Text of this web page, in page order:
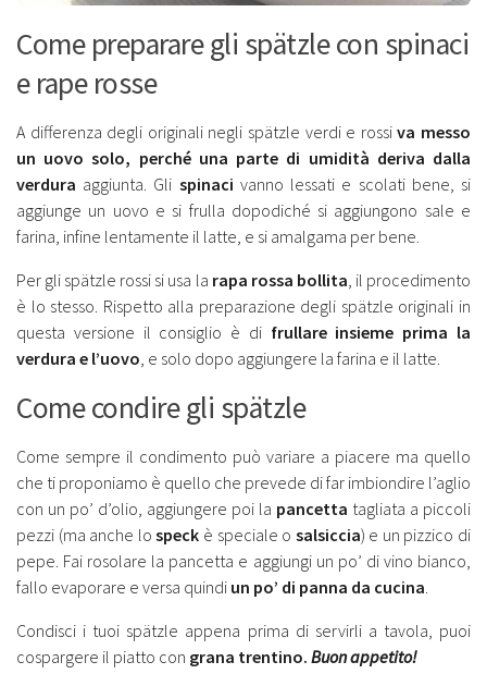
Come preparare gli spätzle con spinaci
e rape rosse
A differenza degli originali negli spätzle verdi e rossiva messo
un uovo solo, perché una parte di umidità deriva dalla
verdura aggiunta. Gli spinaci vanno lessati e scolati bene, si
aggiunge un uovo e si frulla dopodiché si aggiungono sale e
farina, infine lentamente il latte, e si amalgama per bene.
Per gli spätzle rossi si usa la rapa rossa bollita, il procedimento
è lo stesso. Rispetto alla preparazione degli spätzle originali in
questa versione il consiglio è difrullare insieme prima la
verdura e l’uovo, e solo dopo aggiungere la farina e il latte.
Come condire gli spätzle
Come sempre il condimento può variare a piacere ma quello
che ti proponiamo è quello che prevede di far imbiondire l’aglio
con un po’ d’olio, aggiungere poi la pancetta tagliata a piccoli
pezzi (ma anche lospeck è speciale o salsiccia) e un pizzico di
pepe. Fai rosolare la pancetta e aggiungi un po’ di vino bianco,
fallo evaporare e versa quindi un po’ di panna da cucina.
Condisci i tuoi spätzle appena prima di servirli a tavola, puoi
cospargere il piatto con grana trentino. Buon appetito!